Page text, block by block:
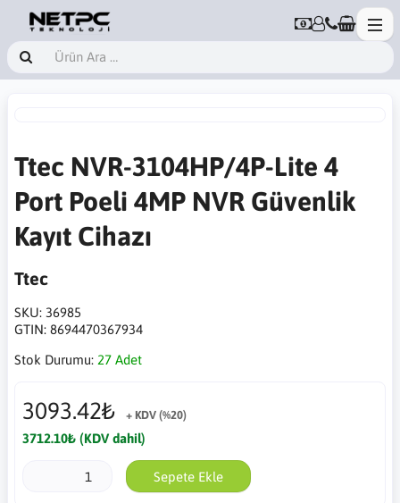
Ttec NVR-3104HP/4P-Lite 4
Port Poeli 4MP NVR Güvenlik
Kayıt Cihazı
Ttec
SKU: 36985
GTIN: 8694470367934
Stok Durumu: 27 Adet
3093.42₺ + KDV (%20)
3712.10₺ (KDV dahil)
Sepete Ekle